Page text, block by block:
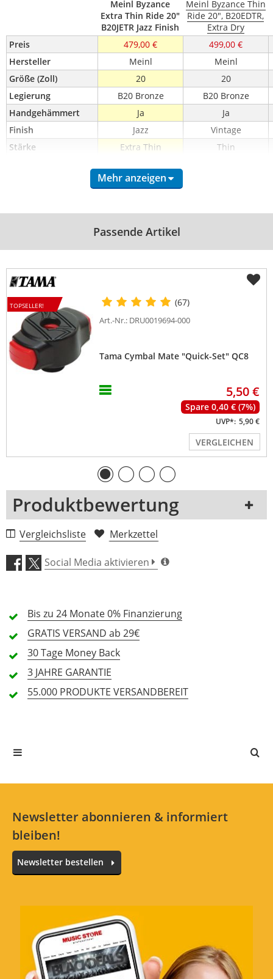
Meinl Byzance
Extra Thin Ride 20"
B20JETR Jazz Finish
Meinl Byzance Thin
Ride 20", B20EDTR,
Extra Dry
Preis
479,00 €
499,00 €
Hersteller
Meinl
Meinl
Größe (Zoll)
20
20
Legierung
B20 Bronze
B20 Bronze
Handgehämmert
Ja
Ja
Finish
Jazz
Vintage
Stärke
Extra Thin Thin
Mehr anzeigen
Passende Artikel
TOPSELLER! (67)
Art.-Nr.: DRU0019694-000
Tama Cymbal Mate "Quick-Set" QC8
5,50 €
Spare 0,40 € (7%)
UVP*: 5,90 €
VERGLEICHEN
Produktbewertung
1 Rezension
5 Sterne
4 Sterne
2 Sterne
1 Sterne
Alle Sprachen
Vergleichsliste Merkzettel
Social Media aktivieren
Bis zu 24 Monate0% Finanzierung
GRATIS VERSAND ab 29€
30 Tage Money Back
3 JAHRE GARANTIE
55.000 PRODUKTE VERSANDBEREIT
Newsletter abonnieren & informiert
bleiben!
Newsletter bestellen